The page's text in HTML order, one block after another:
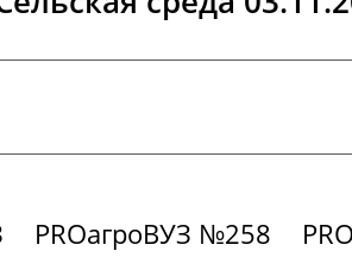
PROагроВУЗ №258